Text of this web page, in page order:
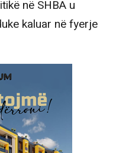
në SHBA u
kaluar në fyerje